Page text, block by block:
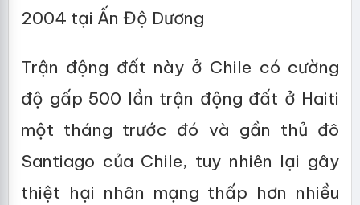
2004 tại Ấn Độ Dương
Trận động đất này ở Chile có cường
độ gấp 500 lần trận động đất ở Haiti
một tháng trước đó và gần thủ đô
Santiago của Chile, tuy nhiên lại gây
thiệt hại nhân mạng thấp hơn nhiều